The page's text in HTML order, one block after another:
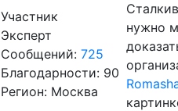
Участник
Эксперт
Сообщений: 725
Благодарности: 90
Регион: Москва
нужно